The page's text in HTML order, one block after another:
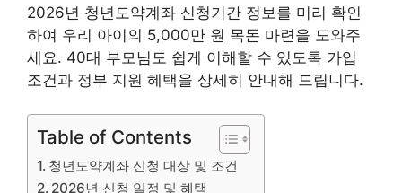
2026년 청년도약계좌 신청기간 정보를 미리 확인
하여 우리 아이의 5,000만 원 목돈 마련을 도와주
세요. 40대 부모님도 쉽게 이해할 수 있도록 가입
조건과 정부 지원 혜택을 상세히 안내해 드립니다.
Table of Contents
청년도약계좌 신청 대상 및 조건
2026년 신청 일정 및 혜택